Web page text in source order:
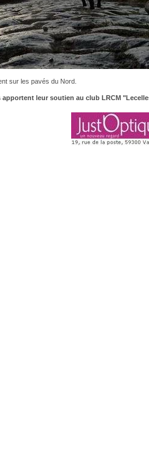
sur les pavés du Nord.
apportent leur soutien au club LRCM